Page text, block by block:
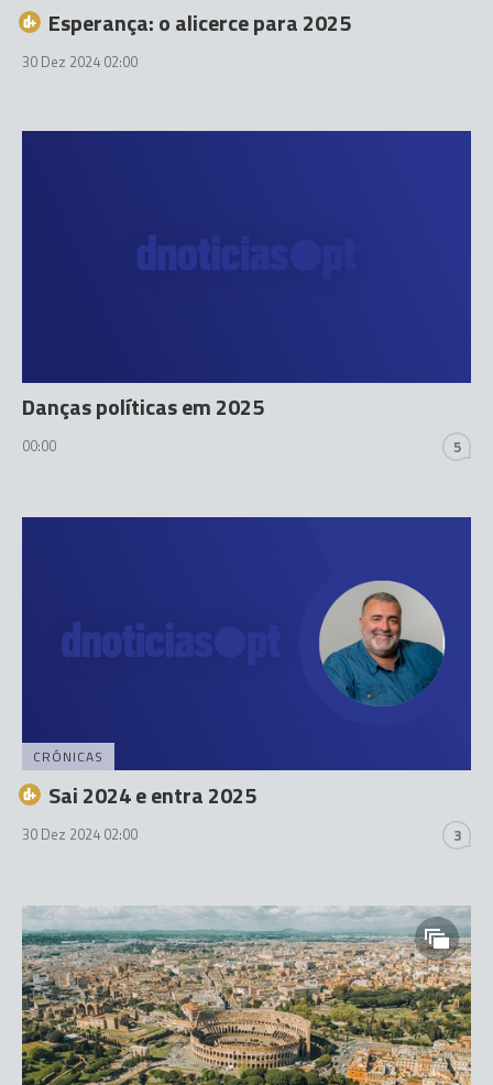
Esperança: o alicerce para 2025
30 Dez 2024 02:00
Danças políticas em 2025
00:00 5
CRÓNICAS
Sai 2024 e entra 2025
30 Dez 2024 02:00 3